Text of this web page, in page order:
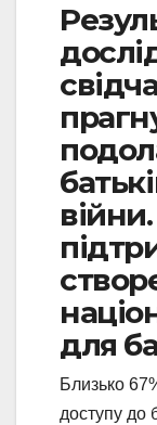
для
Близько
доступу до